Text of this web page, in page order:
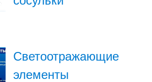
Светоотражающие
элементы